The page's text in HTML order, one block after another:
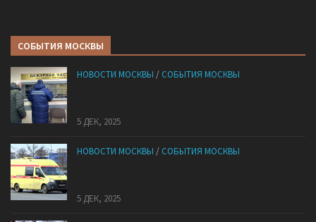
СОБЫТИЯ МОСКВЫ
НОВОСТИ МОСКВЫ / СОБЫТИЯ МОСКВЫ
5 ДЕК, 2025
НОВОСТИ МОСКВЫ / СОБЫТИЯ МОСКВЫ
5 ДЕК, 2025